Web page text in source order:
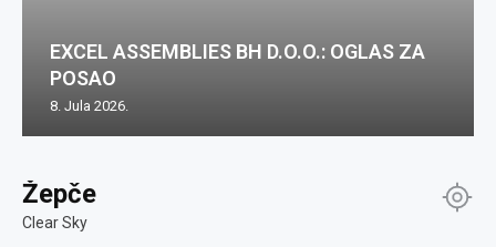
Žepče
Clear Sky
EXCEL ASSEMBLIES BH D.O.O.: OGLAS ZA
POSAO
8. Jula 2026.